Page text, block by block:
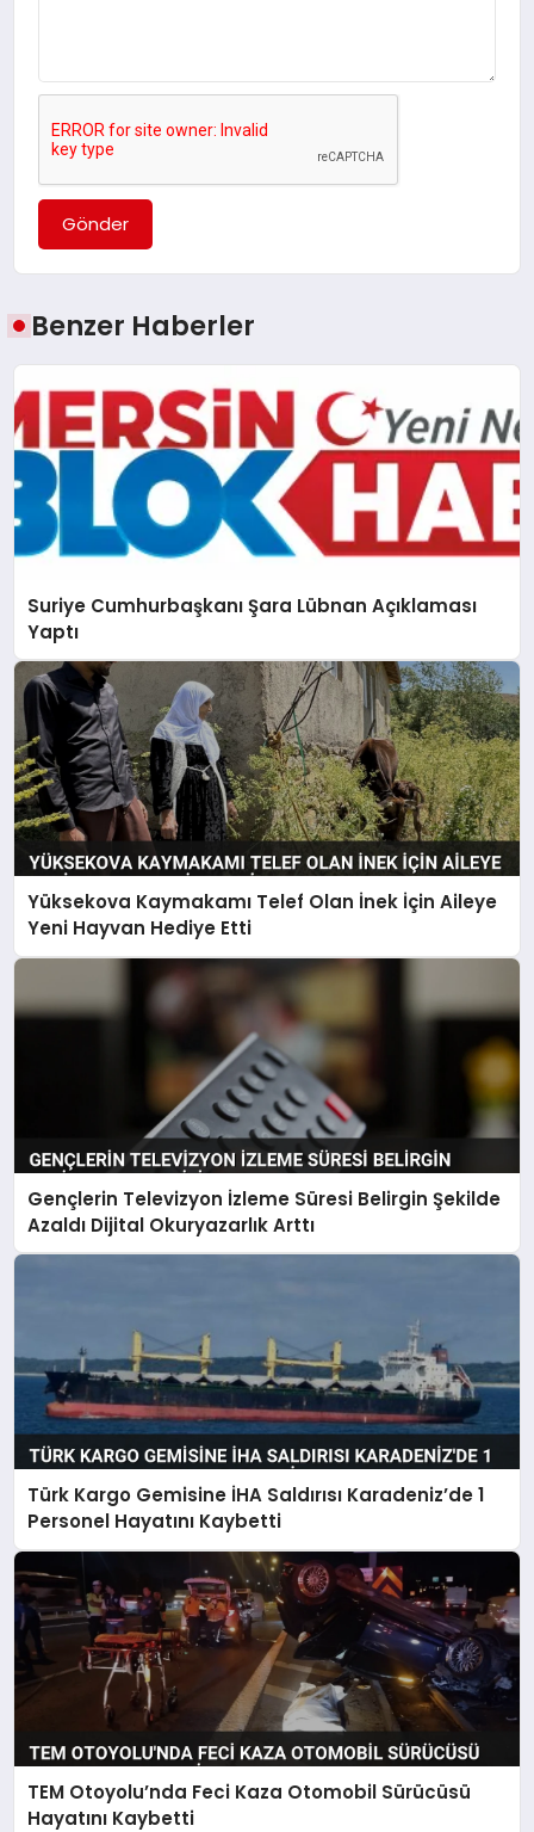
Gönder
Benzer Haberler
Suriye Cumhurbaşkanı Şara Lübnan Açıklaması
Yaptı
Yüksekova Kaymakamı Telef Olan İnek İçin Aileye
Yeni Hayvan Hediye Etti
Gençlerin Televizyon İzleme Süresi Belirgin Şekilde
Azaldı Dijital Okuryazarlık Arttı
Türk Kargo Gemisine İHA Saldırısı Karadeniz’de 1
Personel Hayatını Kaybetti
TEM Otoyolu’nda Feci Kaza Otomobil Sürücüsü
Hayatını Kaybetti